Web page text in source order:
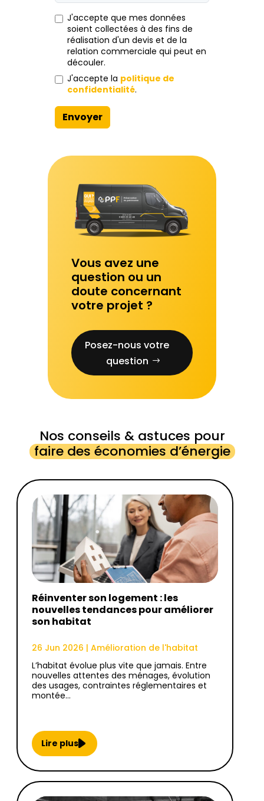
J'accepte que mes données
soient collectées à des fins de
réalisation d'un devis et de la
relation commerciale qui peut en
découler.
J'accepte la politique de
confidentialité.
Envoyer
Vous avez une
question ou un
doute concernant
votre projet ?
Posez-nous votre
question
Nos conseils & astuces pour
faire des économies d’énergie
Réinventer son logement : les
nouvelles tendances pour améliorer
son habitat
26 Jun 2026 | Amélioration de l'habitat
L’habitat évolue plus vite que jamais. Entre
nouvelles attentes des ménages, évolution
des usages, contraintes réglementaires et
montée…
Lire plus